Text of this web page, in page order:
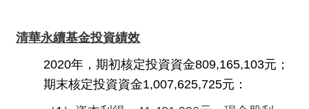
清華永續基金投資績效
2020年，期初核定投資資金809,165,103元；
期末核定投資資金1,007,625,725元：